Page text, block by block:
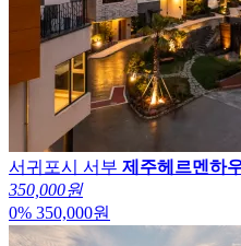
서귀포시 서부 제주헤르멘하
350,000원
0% 350,000원